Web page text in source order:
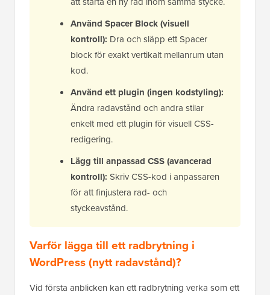
Använd Spacer Block (visuell
kontroll): Dra och släpp ett Spacer
block för exakt vertikalt mellanrum utan
kod.
Använd ett plugin (ingen kodstyling):
Ändra radavstånd och andra stilar
enkelt med ett plugin för visuell CSS-
redigering.
Lägg till anpassad CSS (avancerad
kontroll): Skriv CSS-kod i anpassaren
för att finjustera rad- och
styckeavstånd.
Varför lägga till ett radbrytning i
WordPress (nytt radavstånd)?
Vid första anblicken kan ett radbrytning verka som ett